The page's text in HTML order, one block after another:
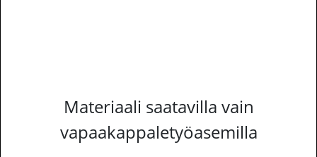
Materiaali saatavilla vain
vapaakappaletyöasemilla